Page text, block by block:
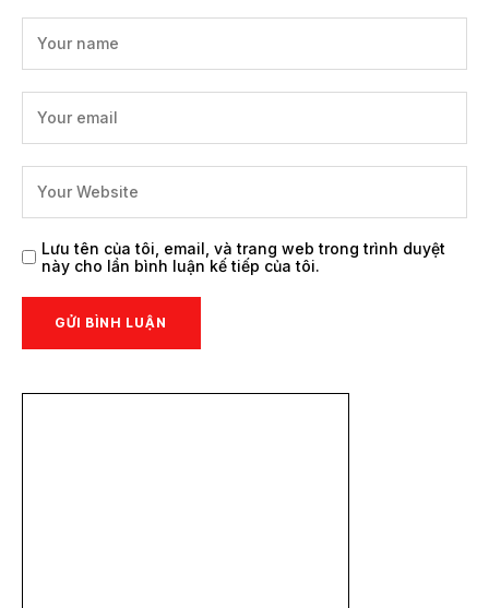
Lưu tên của tôi, email, và trang web trong trình duyệt
này cho lần bình luận kế tiếp của tôi.